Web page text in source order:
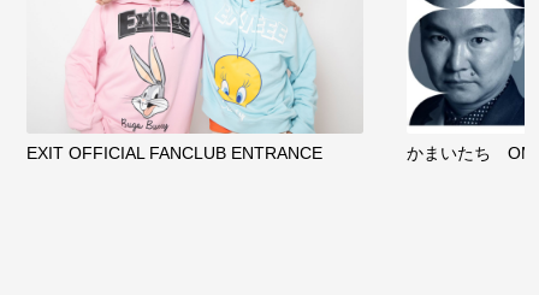
EXIT OFFICIAL FANCLUB ENTRANCE かまいたち